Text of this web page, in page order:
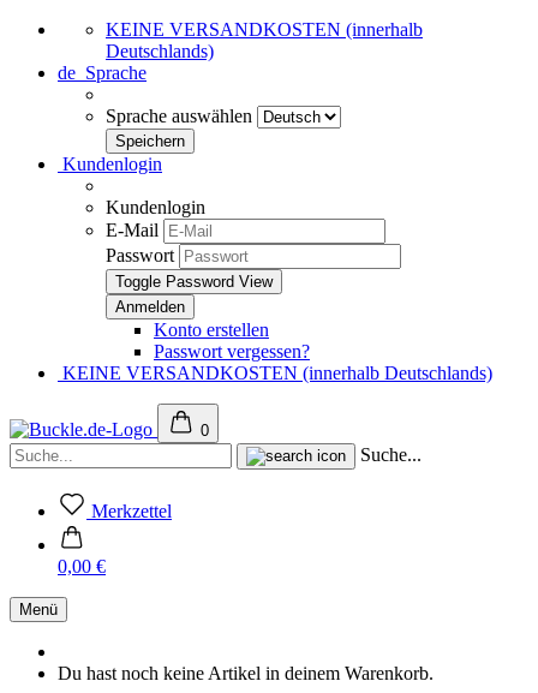
KEINE VERSANDKOSTEN (innerhalb
Deutschlands)
de Sprache
Sprache auswählen
Kundenlogin
Kundenlogin
E-Mail
Passwort
Toggle Password View
Konto erstellen
Passwort vergessen?
KEINE VERSANDKOSTEN (innerhalb Deutschlands)
0
Suche...
Merkzettel
0,00 €
Menü
Du hast noch keine Artikel in deinem Warenkorb.